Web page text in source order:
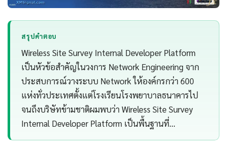
สรุปคำตอบ
Wireless Site Survey Internal Developer Platform
เป็นหัวข้อสำคัญในวงการ Network Engineering จาก
ประสบการณ์วางระบบ Network ให้องค์กรกว่า 600
แห่งทั่วประเทศตั้งแต่โรงเรียนโรงพยาบาลธนาคารไป
จนถึงบริษัทข้ามชาติผมพบว่า Wireless Site Survey
Internal Developer Platform เป็นพื้นฐานที่…